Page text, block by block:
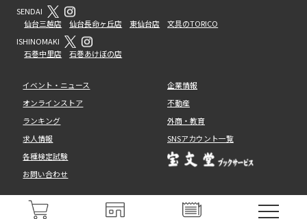
SENDAI
仙台三越店
仙台長命ヶ丘店 東仙台店
文具のTORICO
ISHINOMAKI
石巻中里店
石巻あけぼの店
イベント・ニュース
オンラインストア
ランキング
求人情報
各種検定試験
お問い合わせ
企業情報
不動産
外商・教育
SNSアカウント一覧
© BOOKS YAMATOYA CO., LTD. ALL RIGHT RESERVED.